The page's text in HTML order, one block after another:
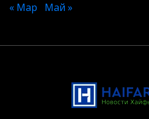
« Мар Май »